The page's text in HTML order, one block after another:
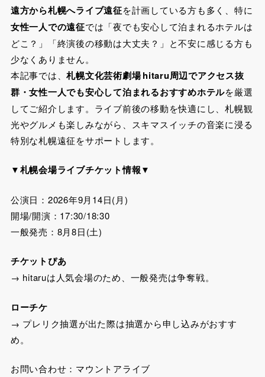
遠方から札幌へライブ遠征を計画している方も多く、特に
女性一人での遠征では「夜でも安心して泊まれるホテルは
どこ？」「終演後の移動は大丈夫？」と不安に感じる方も
少なくありません。
本記事では、札幌文化芸術劇場 hitaru周辺でアクセス抜
群・女性一人でも安心して泊まれるおすすめホテルを厳選
してご紹介します。ライブ前後の移動を快適にし、札幌観
光やグルメも楽しみながら、スキマスイッチの音楽に浸る
特別な札幌遠征をサポートします。
▼札幌会場ライブチケット情報▼
公演日：2026年9月14日(月)
開場/開演：17:30/18:30
一般発売：8月8日(土)
チケットぴあ
→ hitaruは人気会場のため、一般発売は争奪戦。
ローチケ
→ プレリク抽選が出た際は抽選から申し込みがおすす
め。
お問い合わせ：マウントアライブ